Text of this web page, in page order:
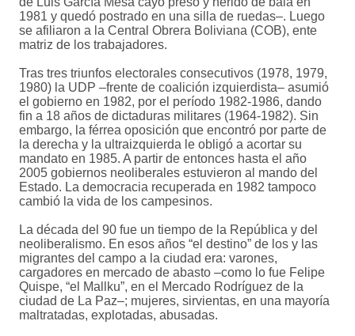
1981 y quedó postrado en una silla de ruedas–. Luego
se afiliaron a la Central Obrera Boliviana (COB), ente
matriz de los trabajadores.
Tras tres triunfos electorales consecutivos (1978, 1979,
1980) la UDP –frente de coalición izquierdista– asumió
el gobierno en 1982, por el período 1982-1986, dando
fin a 18 años de dictaduras militares (1964-1982). Sin
embargo, la férrea oposición que encontró por parte de
la derecha y la ultraizquierda le obligó a acortar su
mandato en 1985. A partir de entonces hasta el año
2005 gobiernos neoliberales estuvieron al mando del
Estado. La democracia recuperada en 1982 tampoco
cambió la vida de los campesinos.
La década del 90 fue un tiempo de la República y del
neoliberalismo. En esos años “el destino” de los y las
migrantes del campo a la ciudad era: varones,
cargadores en mercado de abasto –como lo fue Felipe
Quispe, “el Mallku”, en el Mercado Rodríguez de la
ciudad de La Paz–; mujeres, sirvientas, en una mayoría
maltratadas, explotadas, abusadas.